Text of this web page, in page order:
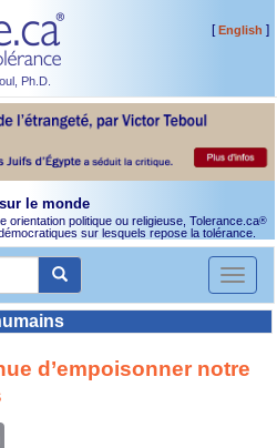
Ph.D.
[English ]
le monde
orientation politique ou religieuse, Tolerance.ca®
sur lesquels repose la tolérance.
Toggle
d’empoisonner notre